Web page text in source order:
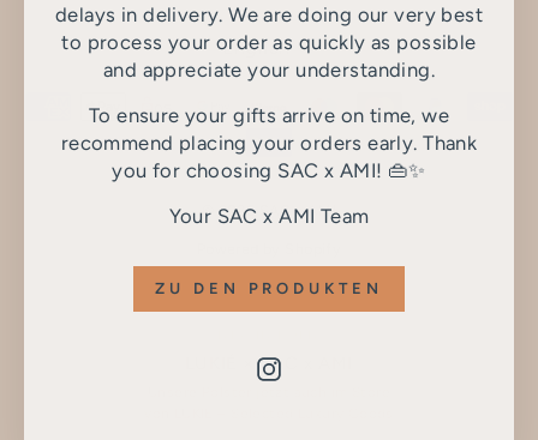
delays in delivery. We are doing our very best
to process your order as quickly as possible
and appreciate your understanding.
To ensure your gifts arrive on time, we
recommend placing your orders early. Thank
you for choosing SAC x AMI! 👜✨
Your SAC x AMI Team
ZU DEN PRODUKTEN
Instagram
LANGUAGE
English
© 2026 SAC x AMI
LUKIÉ × SAC x AMI